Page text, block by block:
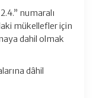
numaralı
mükellefler için
dahil olmak
dâhil